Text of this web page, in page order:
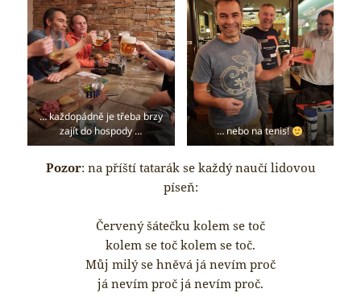
… každopádně je třeba brzy
zajít do hospody …
… nebo na tenis!
Pozor: na příští tatarák se každý naučí lidovou
píseň:
Červený šátečku kolem se toč
kolem se toč kolem se toč.
Můj milý se hněvá já nevím proč
já nevím proč já nevím proč.